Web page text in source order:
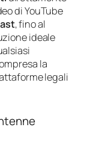
di YouTube
, fino al
ideale
la
legali